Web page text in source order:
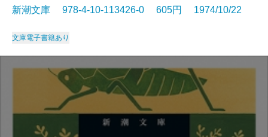
新潮文庫 978-4-10-113426-0 605円 1974/10/22
文庫電子書籍あり